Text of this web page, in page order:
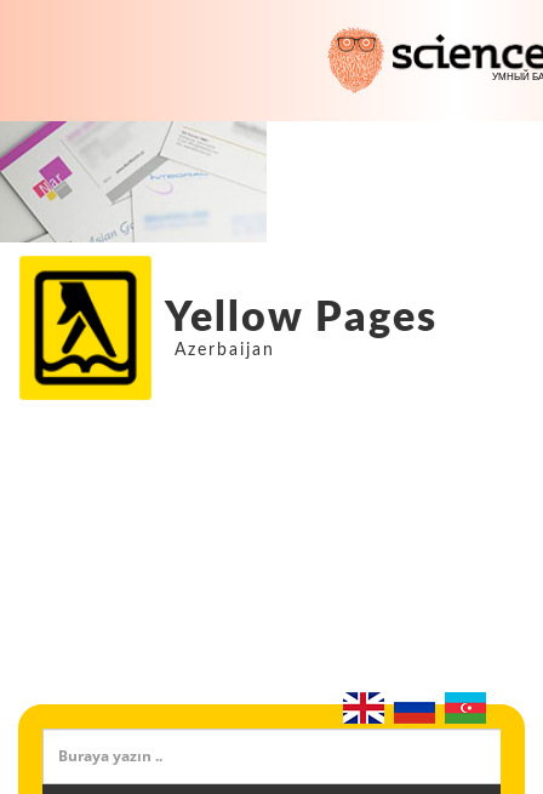
Yellow Pages
Azerbaijan